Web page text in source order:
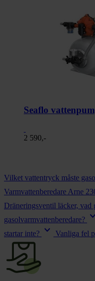
Seaflo
2 590,-
Vilket vattentryck måste
Varmvattenberedare Arne
Dräneringsventil läcker, vad
gasolvarmvattenberedare? keyboard_arrow_down
startar inte? keyboard_arrow_down Vanliga fel